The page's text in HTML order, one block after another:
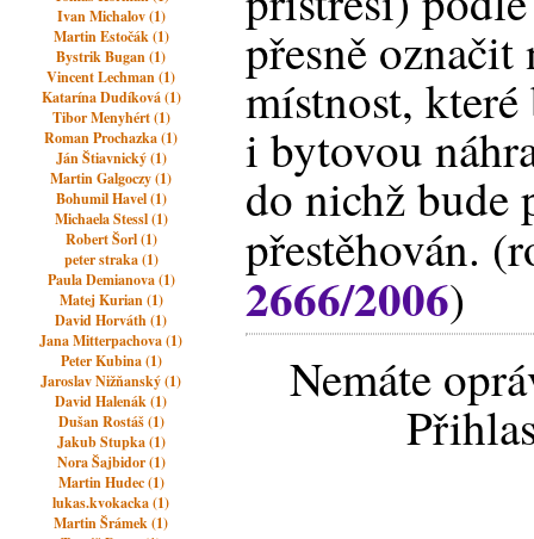
Ivan Michalov (1)
Martin Estočák (1)
Bystrik Bugan (1)
Vincent Lechman (1)
Katarína Dudíková (1)
Tibor Menyhért (1)
Roman Prochazka (1)
Ján Štiavnický (1)
Martin Galgoczy (1)
Bohumil Havel (1)
Michaela Stessl (1)
Robert Šorl (1)
peter straka (1)
Paula Demianova (1)
Matej Kurian (1)
David Horváth (1)
Jana Mitterpachova (1)
Peter Kubina (1)
Jaroslav Nižňanský (1)
David Halenák (1)
Dušan Rostáš (1)
Jakub Stupka (1)
Nora Šajbidor (1)
Martin Hudec (1)
lukas.kvokacka (1)
Martin Šrámek (1)
přesně
místnost,
i bytovou
do nichž bude
přestěhován.
2666/2006)
Nemáte